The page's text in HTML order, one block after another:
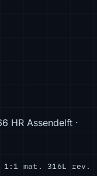
HR Assendelft ·
1:1 mat. 316L
rev.